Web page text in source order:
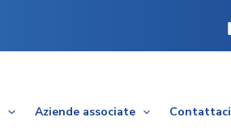
Aziende associate Contattaci